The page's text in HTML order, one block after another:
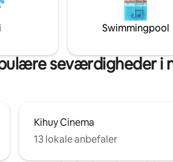
er det, som om du sover
✨
Swimmingpool
seværdigheder i
Kihuy Cinema
13 lokale anbefaler